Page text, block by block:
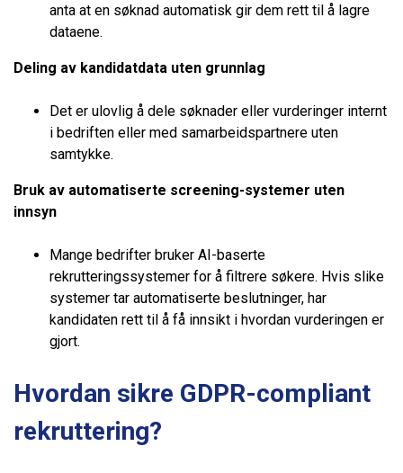
anta at en søknad automatisk gir dem rett til å lagre
dataene.
Deling av kandidatdata uten grunnlag
Det er ulovlig å dele søknader eller vurderinger internt
i bedriften eller med samarbeidspartnere uten
samtykke.
Bruk av automatiserte screening-systemer uten
innsyn
Mange bedrifter bruker AI-baserte
rekrutteringssystemer for å filtrere søkere. Hvis slike
systemer tar automatiserte beslutninger, har
kandidaten rett til å få innsikt i hvordan vurderingen er
gjort.
Hvordan sikre GDPR-compliant
rekruttering?